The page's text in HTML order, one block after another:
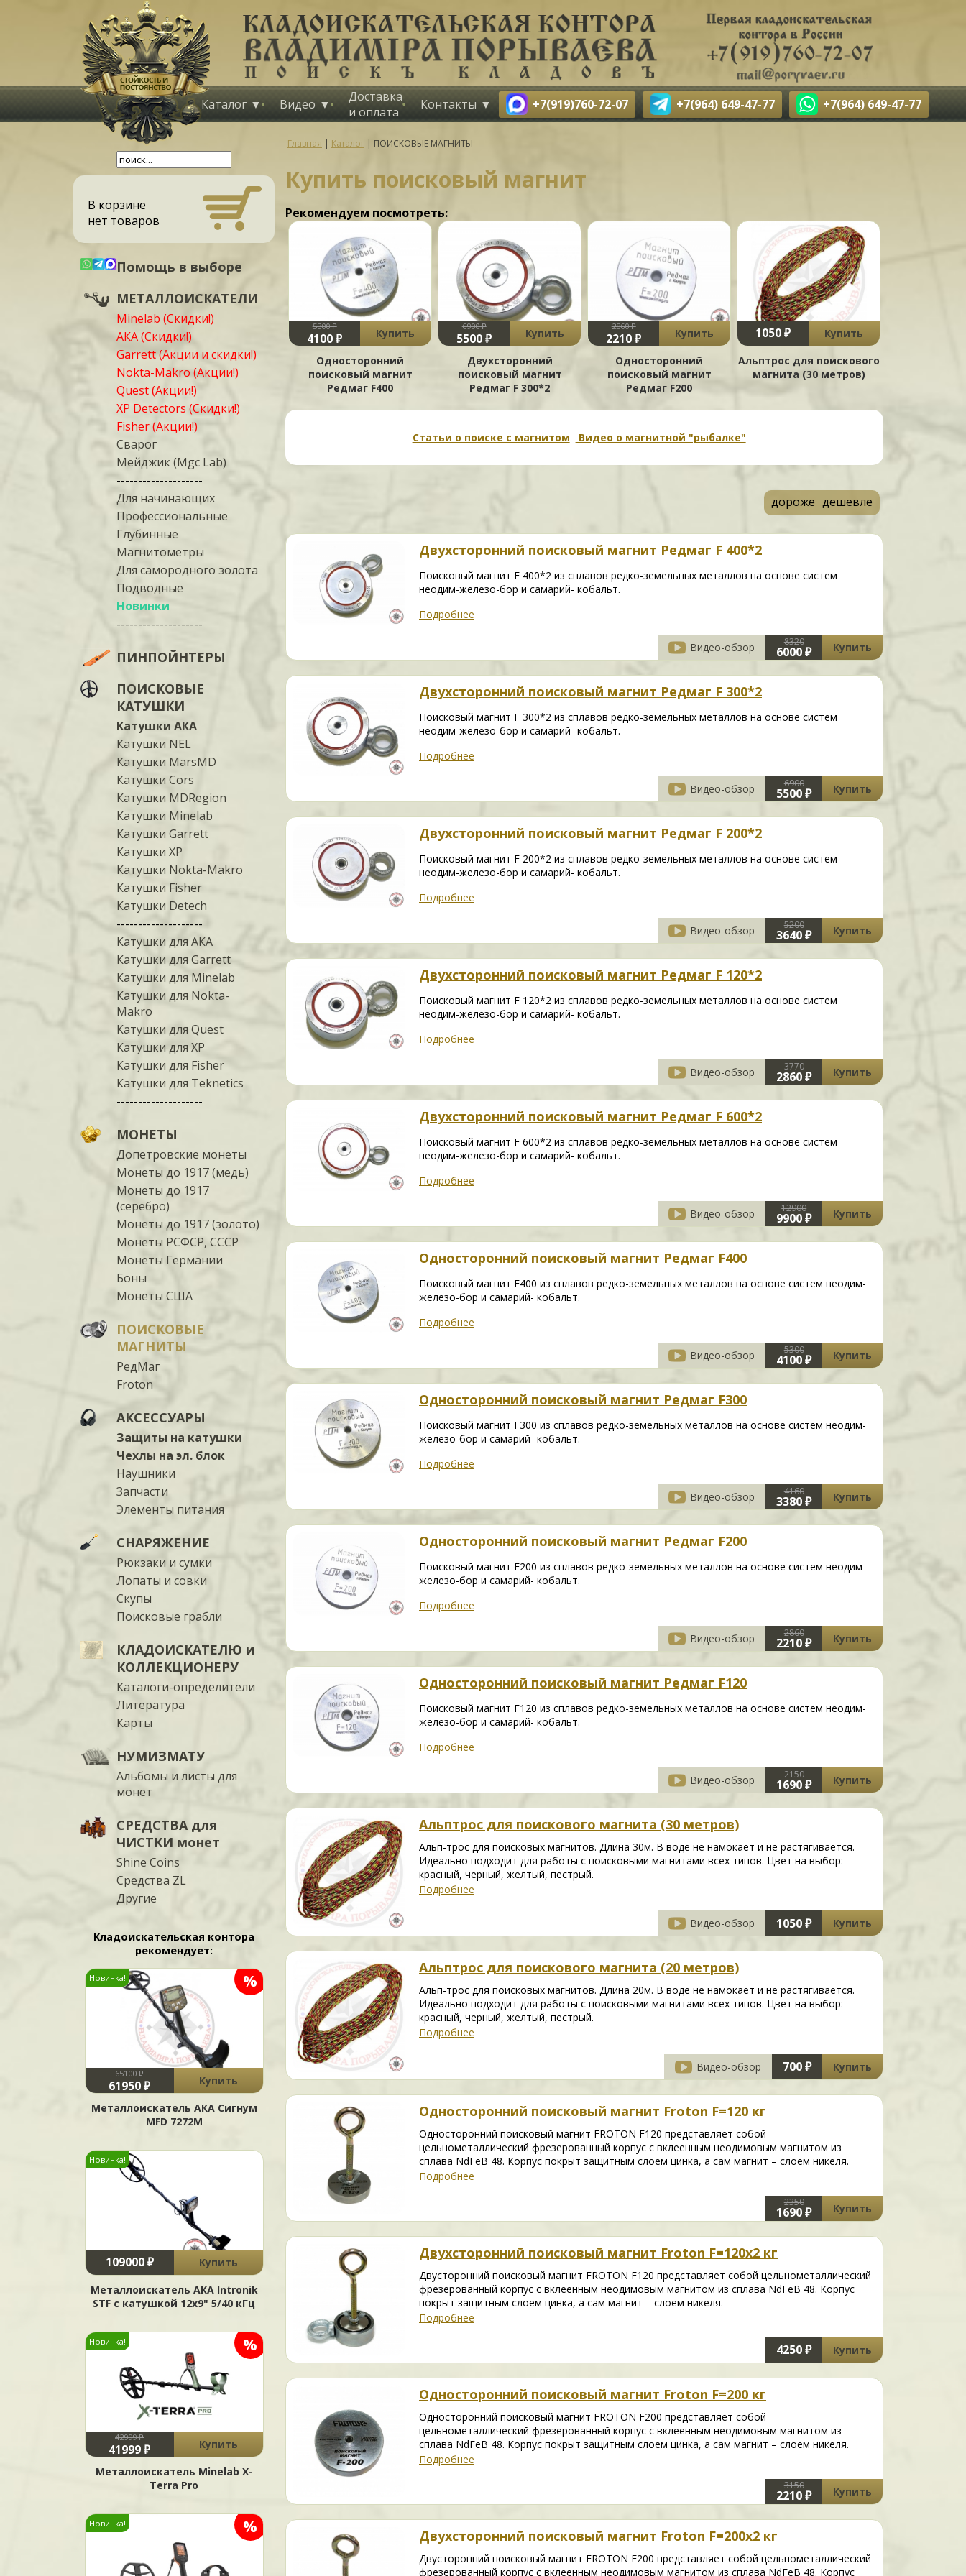
Каталог Видео
Доставка
и оплата
Контакты +7(919)760-72-07 +7(964) 649-47-77 +7(964) 649-47-77
В корзине
нет товаров
Помощь в выборе
МЕТАЛЛОИСКАТЕЛИ
Minelab (Скидки!)
АКА (Скидки!)
Garrett (Акции и скидки!)
Nokta-Makro (Акции!)
Quest (Акции!)
XP Detectors (Скидки!)
Fisher (Акции!)
Сварог
Мейджик (Mgc Lab)
--------------------
Для начинающих
Профессиональные
Глубинные
Магнитометры
Для самородного золота
Подводные
Новинки
--------------------
ПИНПОЙНТЕРЫ
ПОИСКОВЫЕ
КАТУШКИ
Катушки АКА
Катушки NEL
Катушки MarsMD
Катушки Cors
Катушки MDRegion
Катушки Minelab
Катушки Garrett
Катушки XP
Катушки Nokta-Makro
Катушки Fisher
Катушки Detech
--------------------
Катушки для АКА
Катушки для Garrett
Катушки для Minelab
Катушки для Nokta-
Makro
Катушки для Quest
Катушки для XP
Катушки для Fisher
Катушки для Teknetics
--------------------
МОНЕТЫ
Допетровские монеты
Монеты до 1917 (медь)
Монеты до 1917
(серебро)
Монеты до 1917 (золото)
Монеты РСФСР, СССР
Монеты Германии
Боны
Монеты США
ПОИСКОВЫЕ
МАГНИТЫ
РедМаг
Froton
АКСЕССУАРЫ
Защиты на катушки
Чехлы на эл. блок
Наушники
Запчасти
Элементы питания
СНАРЯЖЕНИЕ
Рюкзаки и сумки
Лопаты и совки
Скупы
Поисковые грабли
КЛАДОИСКАТЕЛЮ и
КОЛЛЕКЦИОНЕРУ
Каталоги-определители
Литература
Карты
НУМИЗМАТУ
Альбомы и листы для
монет
СРЕДСТВА для
ЧИСТКИ монет
Shine Coins
Средства ZL
Другие
Кладоискательская контора
рекомендует:
%
Новинка!
65100 ₽
61950 ₽
Купить
Металлоискатель АКА Сигнум
MFD 7272М
Новинка!
109000 ₽
Купить
Металлоискатель АКА Intronik
STF c катушкой 12x9" 5/40 кГц
%
Новинка!
42999 ₽
41999 ₽
Купить
Металлоискатель Minelab X-
Terra Pro
%
Новинка!
Главная | Каталог | ПОИСКОВЫЕ МАГНИТЫ
Купить поисковый магнит
Рекомендуем посмотреть:
5300 ₽
4100 ₽
Купить
Односторонний
поисковый магнит
Редмаг F400
6900 ₽
5500 ₽
Купить
Двухсторонний
поисковый магнит
Редмаг F 300*2
2860 ₽
2210 ₽
Купить
Односторонний
поисковый магнит
Редмаг F200
1050 ₽
Купить
Альптрос для поискового
магнита (30 метров)
Статьи о поиске с магнитом Видео о магнитной "рыбалке"
дороже дешевле
Двухсторонний поисковый магнит Редмаг F 400*2
Поисковый магнит F 400*2 из сплавов редко-земельных металлов на основе систем
неодим-железо-бор и самарий- кобальт.
Подробнее
Видео-обзор 8320
6000 ₽ Купить
Двухсторонний поисковый магнит Редмаг F 300*2
Поисковый магнит F 300*2 из сплавов редко-земельных металлов на основе систем
неодим-железо-бор и самарий- кобальт.
Подробнее
Видео-обзор 6900
5500 ₽ Купить
Двухсторонний поисковый магнит Редмаг F 200*2
Поисковый магнит F 200*2 из сплавов редко-земельных металлов на основе систем
неодим-железо-бор и самарий- кобальт.
Подробнее
Видео-обзор 5200
3640 ₽ Купить
Двухсторонний поисковый магнит Редмаг F 120*2
Поисковый магнит F 120*2 из сплавов редко-земельных металлов на основе систем
неодим-железо-бор и самарий- кобальт.
Подробнее
Видео-обзор 3770
2860 ₽ Купить
Двухсторонний поисковый магнит Редмаг F 600*2
Поисковый магнит F 600*2 из сплавов редко-земельных металлов на основе систем
неодим-железо-бор и самарий- кобальт.
Подробнее
Видео-обзор 12900
9900 ₽ Купить
Односторонний поисковый магнит Редмаг F400
Поисковый магнит F400 из сплавов редко-земельных металлов на основе систем неодим-
железо-бор и самарий- кобальт.
Подробнее
Видео-обзор 5300
4100 ₽ Купить
Односторонний поисковый магнит Редмаг F300
Поисковый магнит F300 из сплавов редко-земельных металлов на основе систем неодим-
железо-бор и самарий- кобальт.
Подробнее
Видео-обзор 4160
3380 ₽ Купить
Односторонний поисковый магнит Редмаг F200
Поисковый магнит F200 из сплавов редко-земельных металлов на основе систем неодим-
железо-бор и самарий- кобальт.
Подробнее
Видео-обзор 2860
2210 ₽ Купить
Односторонний поисковый магнит Редмаг F120
Поисковый магнит F120 из сплавов редко-земельных металлов на основе систем неодим-
железо-бор и самарий- кобальт.
Подробнее
Видео-обзор 2150
1690 ₽ Купить
Альптрос для поискового магнита (30 метров)
Альп-трос для поисковых магнитов. Длина 30м. В воде не намокает и не растягивается.
Идеально подходит для работы с поисковыми магнитами всех типов. Цвет на выбор:
красный, черный, желтый, пестрый.
Подробнее
Видео-обзор 1050 ₽ Купить
Альптрос для поискового магнита (20 метров)
Альп-трос для поисковых магнитов. Длина 20м. В воде не намокает и не растягивается.
Идеально подходит для работы с поисковыми магнитами всех типов. Цвет на выбор:
красный, черный, желтый, пестрый.
Подробнее
Видео-обзор 700 ₽ Купить
Односторонний поисковый магнит Froton F=120 кг
Односторонний поисковый магнит FROTON F120 представляет собой
цельнометаллический фрезерованный корпус с вклеенным неодимовым магнитом из
сплава NdFeB 48. Корпус покрыт защитным слоем цинка, а сам магнит – слоем никеля.
Подробнее
2350
1690 ₽ Купить
Двухсторонний поисковый магнит Froton F=120х2 кг
Двусторонний поисковый магнит FROTON F120 представляет собой цельнометаллический
фрезерованный корпус с вклеенным неодимовым магнитом из сплава NdFeB 48. Корпус
покрыт защитным слоем цинка, а сам магнит – слоем никеля.
Подробнее
4250 ₽ Купить
Односторонний поисковый магнит Froton F=200 кг
Односторонний поисковый магнит FROTON F200 представляет собой
цельнометаллический фрезерованный корпус с вклеенным неодимовым магнитом из
сплава NdFeB 48. Корпус покрыт защитным слоем цинка, а сам магнит – слоем никеля.
Подробнее
3150
2210 ₽ Купить
Двухсторонний поисковый магнит Froton F=200х2 кг
Двусторонний поисковый магнит FROTON F200 представляет собой цельнометаллический
фрезерованный корпус с вклеенным неодимовым магнитом из сплава NdFeB 48. Корпус